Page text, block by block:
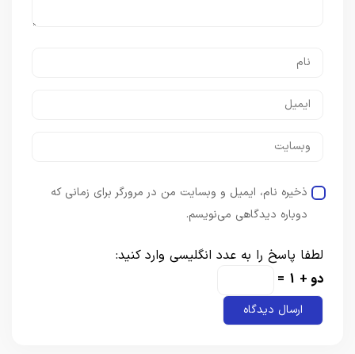
ذخیره نام، ایمیل و وبسایت من در مرورگر برای زمانی که
دوباره دیدگاهی می‌نویسم.
لطفا پاسخ را به عدد انگلیسی وارد کنید:
دو + 1 =